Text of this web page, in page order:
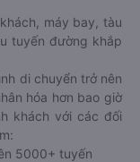
máy bay, tàu
tuyến đường khắp
di chuyển trở nên
hóa hơn bao giờ
khách với các đối
5000+ tuyến